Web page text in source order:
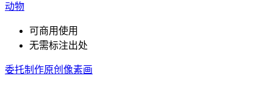
动物
可商用使用
无需标注出处
委托制作原创像素画